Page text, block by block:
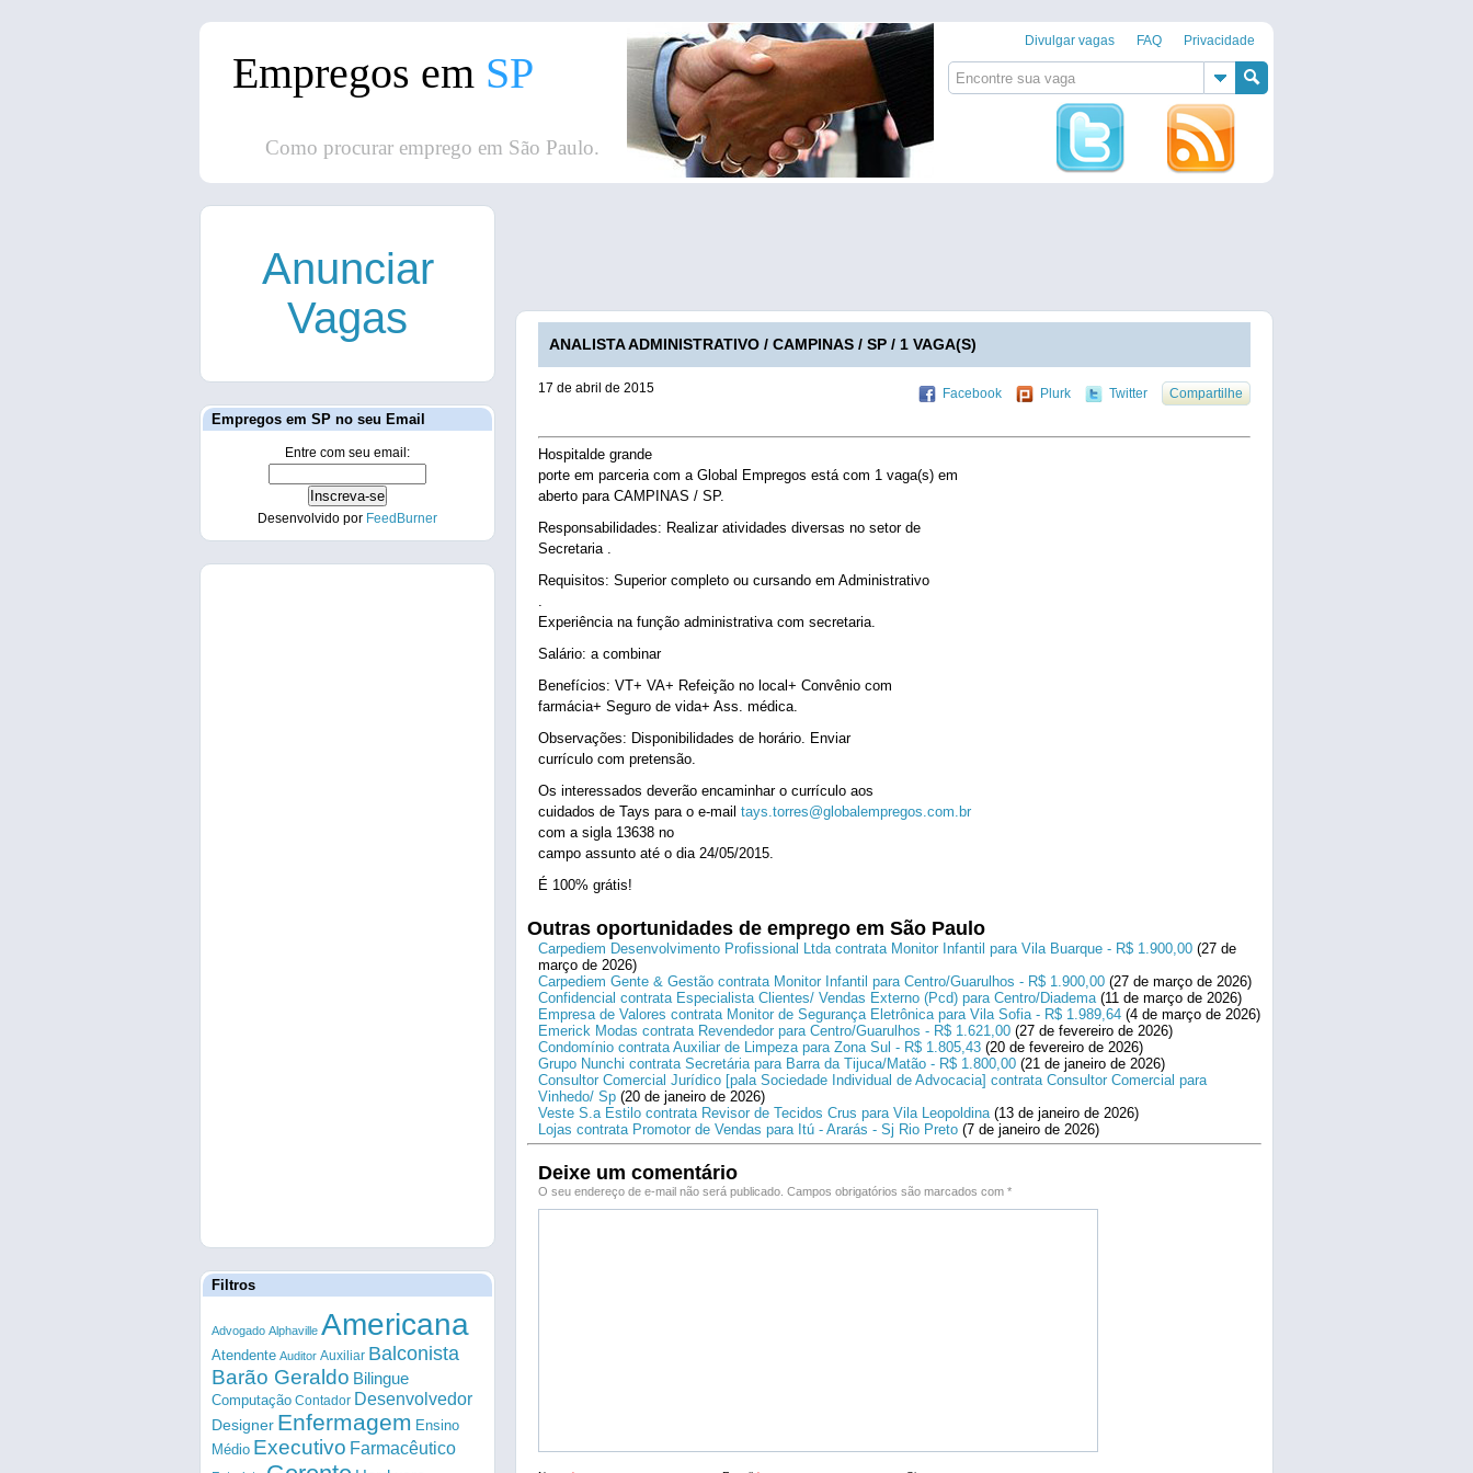
Divulgar vagas FAQ Privacidade
Empregos em SP
Como procurar emprego em São Paulo.
ANALISTA ADMINISTRATIVO / CAMPINAS / SP / 1 VAGA(S)
17 de abril de 2015 Facebook Plurk Twitter Compartilhe
Hospitalde grande
porte em parceria com a Global Empregos está com 1 vaga(s) em
aberto para CAMPINAS / SP.
Responsabilidades: Realizar atividades diversas no setor de
Secretaria .
Requisitos: Superior completo ou cursando em Administrativo
.
Experiência na função administrativa com secretaria.
Salário: a combinar
Benefícios: VT+ VA+ Refeição no local+ Convênio com
farmácia+ Seguro de vida+ Ass. médica.
Observações: Disponibilidades de horário. Enviar
currículo com pretensão.
Os interessados deverão encaminhar o currículo aos
cuidados de Tays para o e-mail tays.torres@globalempregos.com.br
com a sigla 13638 no
campo assunto até o dia 24/05/2015.
É 100% grátis!
Outras oportunidades de emprego em São Paulo
Carpediem Desenvolvimento Profissional Ltda contrata Monitor Infantil para Vila Buarque - R$ 1.900,00 (27 de
março de 2026)
Carpediem Gente & Gestão contrata Monitor Infantil para Centro/Guarulhos - R$ 1.900,00 (27 de março de 2026)
Confidencial contrata Especialista Clientes/ Vendas Externo (Pcd) para Centro/Diadema(11 de março de 2026)
Empresa de Valores contrata Monitor de Segurança Eletrônica para Vila Sofia - R$ 1.989,64 (4 de março de 2026)
Emerick Modas contrata Revendedor para Centro/Guarulhos - R$ 1.621,00 (27 de fevereiro de 2026)
Condomínio contrata Auxiliar de Limpeza para Zona Sul - R$ 1.805,43 (20 de fevereiro de 2026)
Grupo Nunchi contrata Secretária para Barra da Tijuca/Matão - R$ 1.800,00 (21 de janeiro de 2026)
Consultor Comercial Jurídico [pala Sociedade Individual de Advocacia] contrata Consultor Comercial para
Vinhedo/ Sp (20 de janeiro de 2026)
Veste S.a Estilo contrata Revisor de Tecidos Crus para Vila Leopoldina(13 de janeiro de 2026)
Lojas contrata Promotor de Vendas para Itú - Ararás - Sj Rio Preto (7 de janeiro de 2026)
Deixe um comentário
O seu endereço de e-mail não será publicado. Campos obrigatórios são marcados com *
Anunciar
Vagas
Empregos em SP no seu Email
Entre com seu email:
Desenvolvido por FeedBurner
Filtros
Advogado Alphaville Americana
Atendente Auditor Auxiliar Balconista
Barão Geraldo Bilingue
Computação Contador Desenvolvedor
Designer Enfermagem Ensino
Médio Executivo Farmacêutico